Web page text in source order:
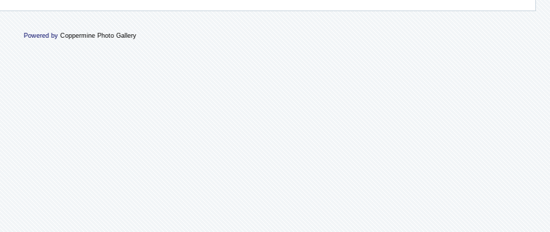
Powered by Coppermine Photo Gallery